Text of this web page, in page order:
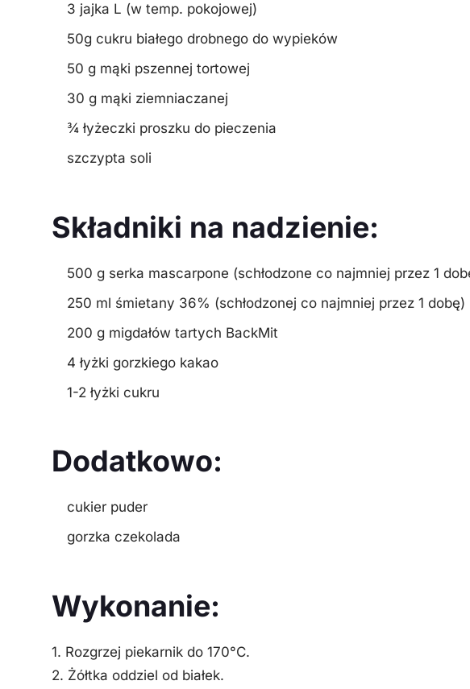
3 jajka L (w temp. pokojowej)
50g cukru białego drobnego do wypieków
50 g mąki pszennej tortowej
30 g mąki ziemniaczanej
¾ łyżeczki proszku do pieczenia
szczypta soli
Składniki na nadzienie:
500 g serka mascarpone (schłodzone co najmniej przez 1
250 ml śmietany 36% (schłodzonej co najmniej przez 1 dobę)
200 g migdałów tartych BackMit
4 łyżki gorzkiego kakao
1-2 łyżki cukru
Dodatkowo:
cukier puder
gorzka czekolada
Wykonanie:
1. Rozgrzej piekarnik do 170°C.
2. Żółtka oddziel od białek.